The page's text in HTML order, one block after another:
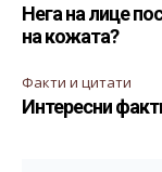
Нега на лице
на кожата?
Факти и цитати
Интересни